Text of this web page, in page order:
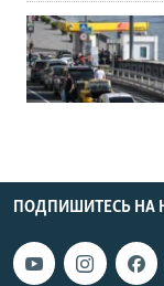
ПОДПИШИТЕСЬ НА